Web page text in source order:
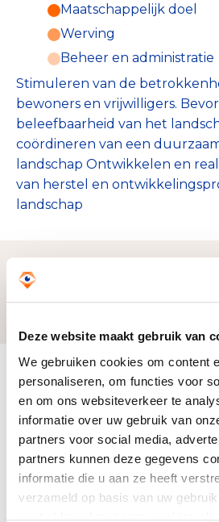
Deze website maakt gebruik van
We gebruiken cookies om content
personaliseren, om functies voor
en om ons websiteverkeer te
informatie over uw gebruik van
partners voor social media,
partners kunnen deze gegevens
informatie die u aan ze heeft
verzameld op basis van uw
Maatschappelijk doel
Werving
Beheer en administratie
Stimuleren van de
bewoners en vrijwilligers.
beleefbaarheid van het
coördineren van een
landschap Ontwikkelen en
van herstel en
landschap
Zo bereiken we
Doelbesteding
€